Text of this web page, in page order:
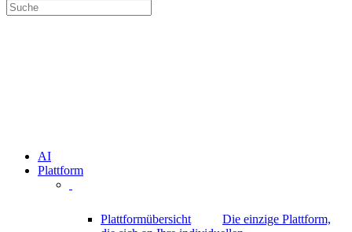
AI
Plattform
Plattformübersicht
Die einzige Plattform,